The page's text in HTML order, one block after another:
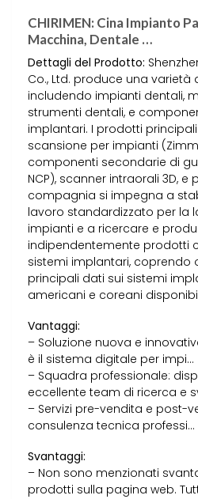
CHIRIMEN: Cina Impianto
Macchina, Dentale …
Dettagli del Prodotto:
Co., Ltd. produce una varietà
includendo impianti dentali,
strumenti dentali, e
implantari. I prodotti
scansione per impianti
componenti secondarie di
NCP), scanner intraorali 3D, e
compagnia si impegna a
lavoro standardizzato per la
impianti e a ricercare e
indipendentemente prodotti
sistemi implantari, coprendo
principali dati sui sistemi
americani e coreani
Vantaggi:
– Soluzione nuova e
è il sistema digitale per impi…
– Squadra professionale:
eccellente team di ricerca e
– Servizi pre-vendita e post-
consulenza tecnica professi…
Svantaggi:
– Non sono menzionati
prodotti sulla pagina web.